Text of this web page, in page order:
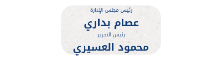
رئيس مجلس الإدارة
عصام بداري
رئيس التحرير
محمود العسيري